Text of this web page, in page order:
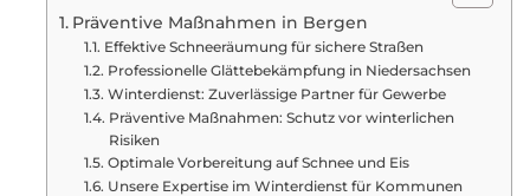
Präventive Maßnahmen in Bergen
Effektive Schneeräumung für sichere Straßen
Professionelle Glättebekämpfung in Niedersachsen
Winterdienst: Zuverlässige Partner für Gewerbe
Präventive Maßnahmen: Schutz vor winterlichen
Risiken
Optimale Vorbereitung auf Schnee und Eis
Unsere Expertise im Winterdienst für Kommunen